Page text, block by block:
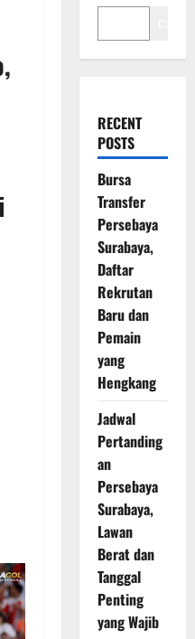
RECENT
POSTS
Bursa
Transfer
Persebaya
Surabaya,
Daftar
Rekrutan
Baru dan
Pemain
yang
Hengkang
Jadwal
Pertanding
an
Persebaya
Surabaya,
Lawan
Berat dan
Tanggal
Penting
yang Wajib